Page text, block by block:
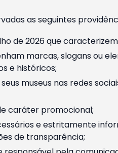
as seguintes
de 2026 que
marcas, slogans ou
e históricos;
museus nas redes
caráter promocional;
e estritamente
de transparência;